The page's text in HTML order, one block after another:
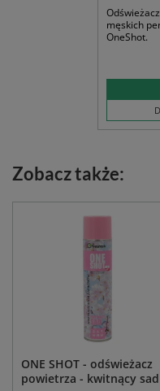
męskich
OneShot.
Zobacz także:
ONE SHOT - odświeżacz
powietrza - kwitnący sad